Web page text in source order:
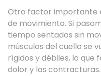
Otro factor importante
de movimiento. Si
tiempo sentados sin
músculos del cuello se
rígidos y débiles, lo que
dolor y las contracturas.